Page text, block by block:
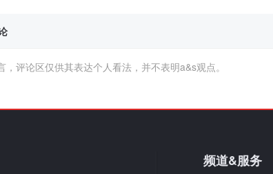
，评论区仅供其表达个人看法，并不表明a&s观点。
频道&服务